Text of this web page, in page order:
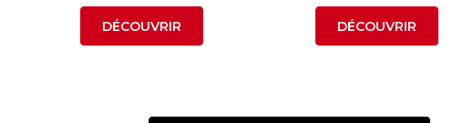
DÉCOUVRIR DÉCOUVRIR